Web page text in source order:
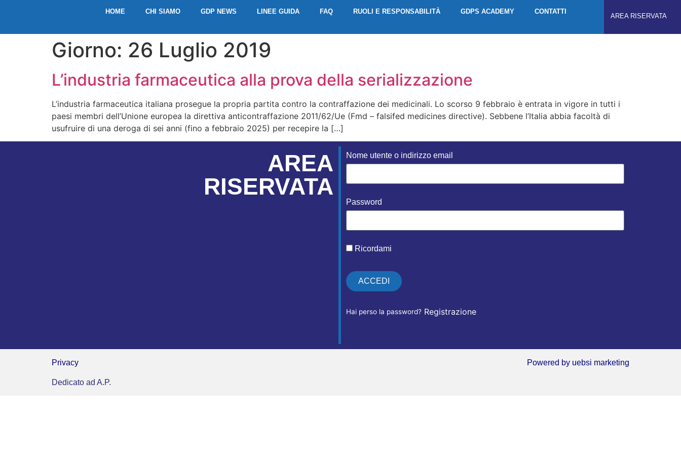
HOME CHI SIAMO GDP NEWS LINEE GUIDA FAQ RUOLI E RESPONSABILITÀ GDPS ACADEMY CONTATTI
AREA RISERVATA
Giorno: 26 Luglio 2019
L’industria farmaceutica alla prova della serializzazione
L’industria farmaceutica italiana prosegue la propria partita contro la contraffazione dei medicinali. Lo scorso 9 febbraio è entrata in vigore in tutti i
paesi membri dell’Unione europea la direttiva anticontraffazione 2011/62/Ue (Fmd – falsifed medicines directive). Sebbene l’Italia abbia facoltà di
usufruire di una deroga di sei anni (fino a febbraio 2025) per recepire la […]
AREA
RISERVATA
Nome utente o indirizzo email
Password
Ricordami
ACCEDI
Hai perso la password? Registrazione
Privacy
Dedicato ad A.P.
Powered by uebsi marketing